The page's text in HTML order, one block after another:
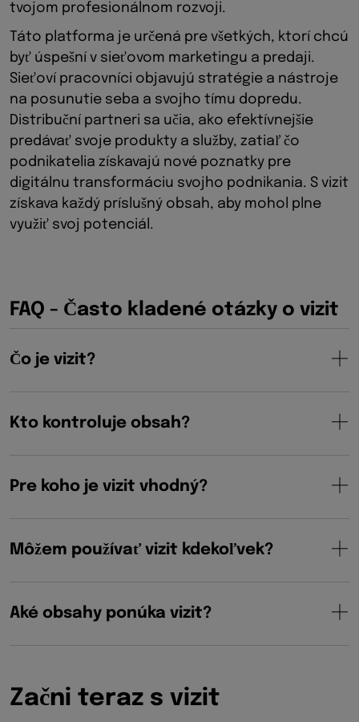
tvojom profesionálnom rozvoji.
Táto platforma je určená pre všetkých, ktorí chcú
byť úspešní v sieťovom marketingu a predaji.
Sieťoví pracovníci objavujú stratégie a nástroje
na posunutie seba a svojho tímu dopredu.
Distribuční partneri sa učia, ako efektívnejšie
predávať svoje produkty a služby, zatiaľ čo
podnikatelia získavajú nové poznatky pre
digitálnu transformáciu svojho podnikania. S vizit
získava každý príslušný obsah, aby mohol plne
využiť svoj potenciál.
FAQ - Často kladené otázky o vizit
Čo je vizit?
Kto kontroluje obsah?
Pre koho je vizit vhodný?
Môžem používať vizit kdekoľvek?
Aké obsahy ponúka vizit?
Začni teraz s vizit